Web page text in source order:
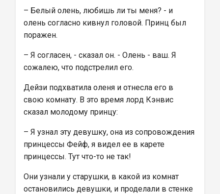
– Белый олень, любишь ли ты меня? - и
олень согласно кивнул головой. Принц был
поражен.
– Я согласен, - сказал он. - Олень - ваш. Я
сожалею, что подстрелил его.
Дейзи подхватила оленя и отнесла его в
свою комнату. В это время лорд Кэнвис
сказал молодому принцу:
– Я узнал эту девушку, она из сопровождения
принцессы Фейф, я видел ее в карете
принцессы. Тут что-то не так!
Они узнали у старушки, в какой из комнат
остановились девушки, и проделали в стенке